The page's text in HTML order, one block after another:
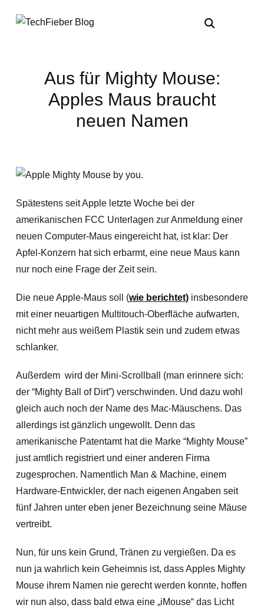
Aus für Mighty Mouse:
Apples Maus braucht
neuen Namen
Spätestens seit Apple letzte Woche bei der
amerikanischen FCC Unterlagen zur Anmeldung einer
neuen Computer-Maus eingereicht hat, ist klar: Der
Apfel-Konzern hat sich erbarmt, eine neue Maus kann
nur noch eine Frage der Zeit sein.
Die neue Apple-Maus soll (wie berichtet)insbesondere
mit einer neuartigen Multitouch-Oberfläche aufwarten,
nicht mehr aus weißem Plastik sein und zudem etwas
schlanker.
Außerdem wird der Mini-Scrollball (man erinnere sich:
der “Mighty Ball of Dirt”) verschwinden. Und dazu wohl
gleich auch noch der Name des Mac-Mäuschens. Das
allerdings ist gänzlich ungewollt. Denn das
amerikanische Patentamt hat die Marke “Mighty Mouse”
just amtlich registriert und einer anderen Firma
zugesprochen. Namentlich Man & Machine, einem
Hardware-Entwickler, der nach eigenen Angaben seit
fünf Jahren unter eben jener Bezeichnung seine Mäuse
vertreibt.
Nun, für uns kein Grund, Tränen zu vergießen. Da es
nun ja wahrlich kein Geheimnis ist, dass Apples Mighty
Mouse ihrem Namen nie gerecht werden konnte, hoffen
wir nun also, dass bald etwa eine „iMouse“ das Licht